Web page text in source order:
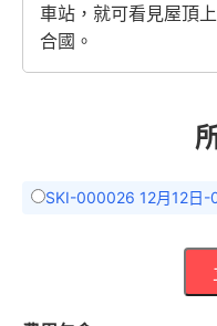
車站，就可看見屋頂
合國。
SKI-000026 12月12日